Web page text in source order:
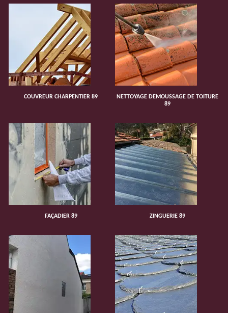
COUVREUR CHARPENTIER 89
NETTOYAGE DEMOUSSAGE DE TOITURE
89
FAÇADIER 89 ZINGUERIE 89